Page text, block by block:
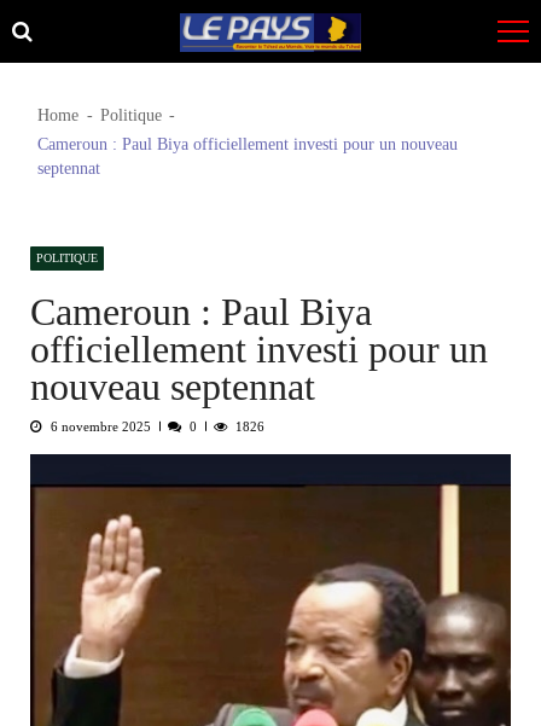
Skip
to
Skip
to
Home
Politique
Cameroun : Paul Biya officiellement investi pour un nouveau
septennat
POLITIQUE
Cameroun : Paul Biya
officiellement investi pour un
nouveau septennat
6 novembre 2025 0 1826